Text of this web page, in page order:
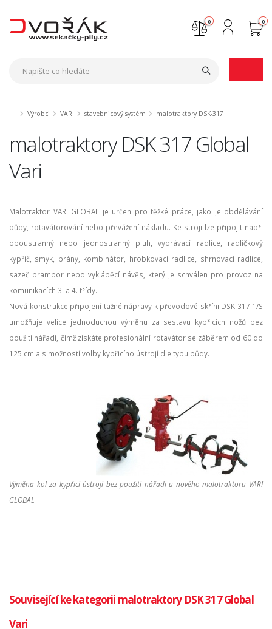
0
0
Výrobci VARI stavebnicový systém malotraktory DSK-317
malotraktory DSK 317 Global
Vari
Malotraktor VARI GLOBAL je určen pro těžké práce, jako je obdělávání
půdy, rotavátorování nebo převážení nákladu. Ke stroji lze připojit např.
oboustranný nebo jednostranný pluh, vyorávací radlice, radličkový
kypřič, smyk, brány, kombinátor, hrobkovací radlice, shrnovací radlice,
sazeč brambor nebo vyklápěcí návěs, který je schválen pro provoz na
komunikacích 3. a 4. třídy.
Nová konstrukce připojení tažné nápravy k převodové skříni DSK-317.1/S
umožňuje velice jednoduchou výměnu za sestavu kypřicích nožů bez
použití nářadí, čímž získáte profesionální rotavátor se záběrem od 60 do
125 cm a s možností volby kypřicího ústrojí dle typu půdy.
Výměna kol za kypřicí ústrojí bez použití nářadi u nového malotraktoru VARI
GLOBAL
Související ke kategorii malotraktory DSK 317 Global
Vari